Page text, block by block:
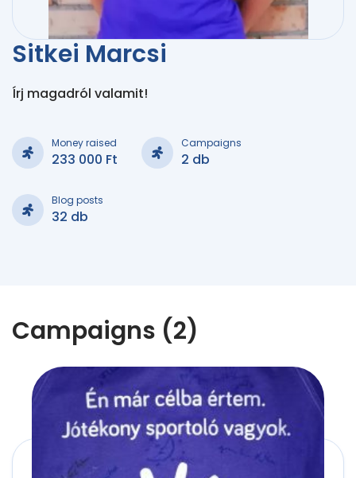
Sitkei Marcsi
Írj magadról valamit!
Money raised
233 000 Ft
Campaigns
2 db
Blog posts
32 db
Campaigns (2)